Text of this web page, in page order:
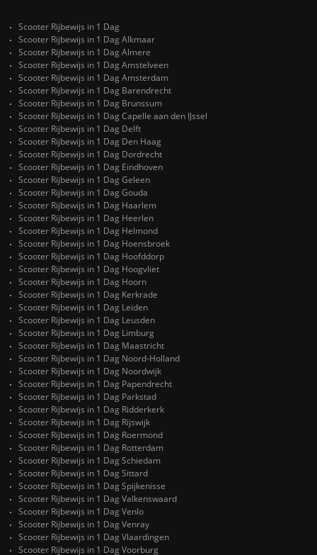
Scooter Rijbewijs in 1 Dag
Scooter Rijbewijs in 1 Dag Alkmaar
Scooter Rijbewijs in 1 Dag Almere
Scooter Rijbewijs in 1 Dag Amstelveen
Scooter Rijbewijs in 1 Dag Amsterdam
Scooter Rijbewijs in 1 Dag Barendrecht
Scooter Rijbewijs in 1 Dag Brunssum
Scooter Rijbewijs in 1 Dag Capelle aan den IJssel
Scooter Rijbewijs in 1 Dag Delft
Scooter Rijbewijs in 1 Dag Den Haag
Scooter Rijbewijs in 1 Dag Dordrecht
Scooter Rijbewijs in 1 Dag Eindhoven
Scooter Rijbewijs in 1 Dag Geleen
Scooter Rijbewijs in 1 Dag Gouda
Scooter Rijbewijs in 1 Dag Haarlem
Scooter Rijbewijs in 1 Dag Heerlen
Scooter Rijbewijs in 1 Dag Helmond
Scooter Rijbewijs in 1 Dag Hoensbroek
Scooter Rijbewijs in 1 Dag Hoofddorp
Scooter Rijbewijs in 1 Dag Hoogvliet
Scooter Rijbewijs in 1 Dag Hoorn
Scooter Rijbewijs in 1 Dag Kerkrade
Scooter Rijbewijs in 1 Dag Leiden
Scooter Rijbewijs in 1 Dag Leusden
Scooter Rijbewijs in 1 Dag Limburg
Scooter Rijbewijs in 1 Dag Maastricht
Scooter Rijbewijs in 1 Dag Noord-Holland
Scooter Rijbewijs in 1 Dag Noordwijk
Scooter Rijbewijs in 1 Dag Papendrecht
Scooter Rijbewijs in 1 Dag Parkstad
Scooter Rijbewijs in 1 Dag Ridderkerk
Scooter Rijbewijs in 1 Dag Rijswijk
Scooter Rijbewijs in 1 Dag Roermond
Scooter Rijbewijs in 1 Dag Rotterdam
Scooter Rijbewijs in 1 Dag Schiedam
Scooter Rijbewijs in 1 Dag Sittard
Scooter Rijbewijs in 1 Dag Spijkenisse
Scooter Rijbewijs in 1 Dag Valkenswaard
Scooter Rijbewijs in 1 Dag Venlo
Scooter Rijbewijs in 1 Dag Venray
Scooter Rijbewijs in 1 Dag Vlaardingen
Scooter Rijbewijs in 1 Dag Voorburg